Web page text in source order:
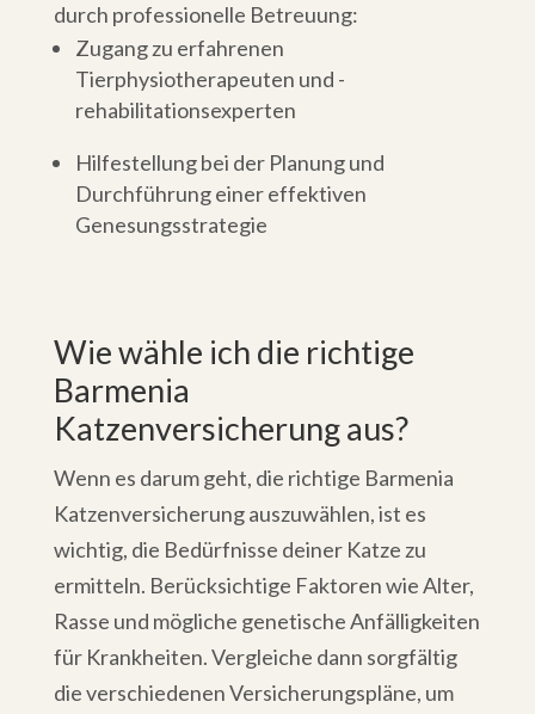
durch professionelle Betreuung:
Zugang zu erfahrenen
Tierphysiotherapeuten und -
rehabilitationsexperten
Hilfestellung bei der Planung und
Durchführung einer effektiven
Genesungsstrategie
Wie wähle ich die richtige
Barmenia
Katzenversicherung aus?
Wenn es darum geht, die richtige Barmenia
Katzenversicherung auszuwählen, ist es
wichtig, die Bedürfnisse deiner Katze zu
ermitteln. Berücksichtige Faktoren wie Alter,
Rasse und mögliche genetische Anfälligkeiten
für Krankheiten. Vergleiche dann sorgfältig
die verschiedenen Versicherungspläne, um